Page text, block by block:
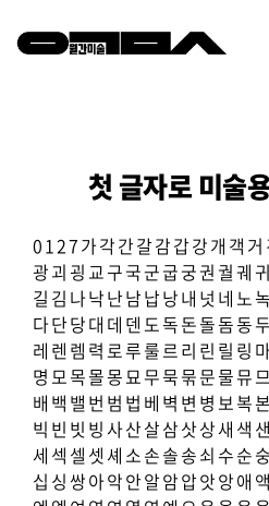
첫 글자로 미술
0 1 27가각간갈감갑강개 객 거
광괴 굉 교구국군굽궁권 궐궤귀
길 김 나낙난남납낭내 넛 네 노녹
다단당대 데 덴 도독돈돌돔동두
레 렌 렘 력 로루룰르리 린 릴 링
명 모목몰몽묘무묵묶문물뮤므
배 백 밸 번 범 법 베 벽 변 병 보복본
빅 빈 빗 빙사산살삼삿상새 색 샌
세 섹 셀 셋셰 소손솔송쇠수순숭
십 싱 쌍아악안알암압앗앙애 액